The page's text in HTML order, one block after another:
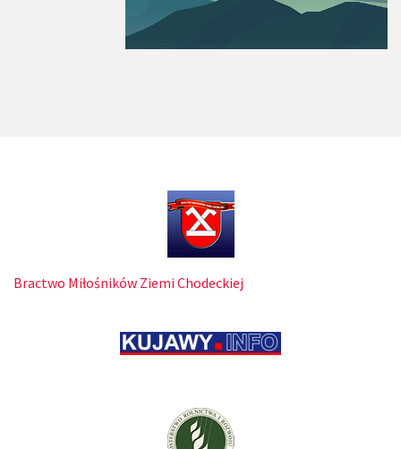
Bractwo Miłośników Ziemi Chodeckiej